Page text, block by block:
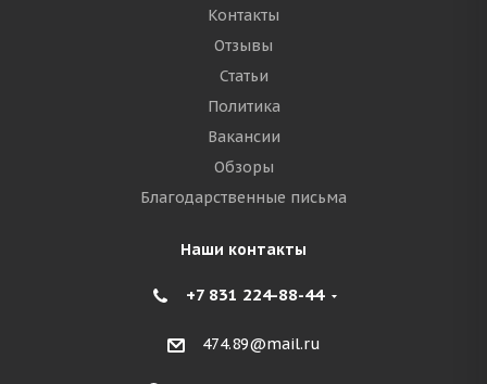
Контакты
Отзывы
Статьи
Политика
Вакансии
Обзоры
Благодарственные письма
Наши контакты
+7 831 224-88-44
474.89@mail.ru